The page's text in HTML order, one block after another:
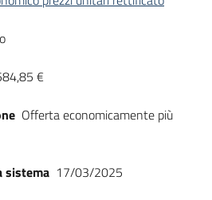
€
Offerta economicamente più
sistema 17/03/2025